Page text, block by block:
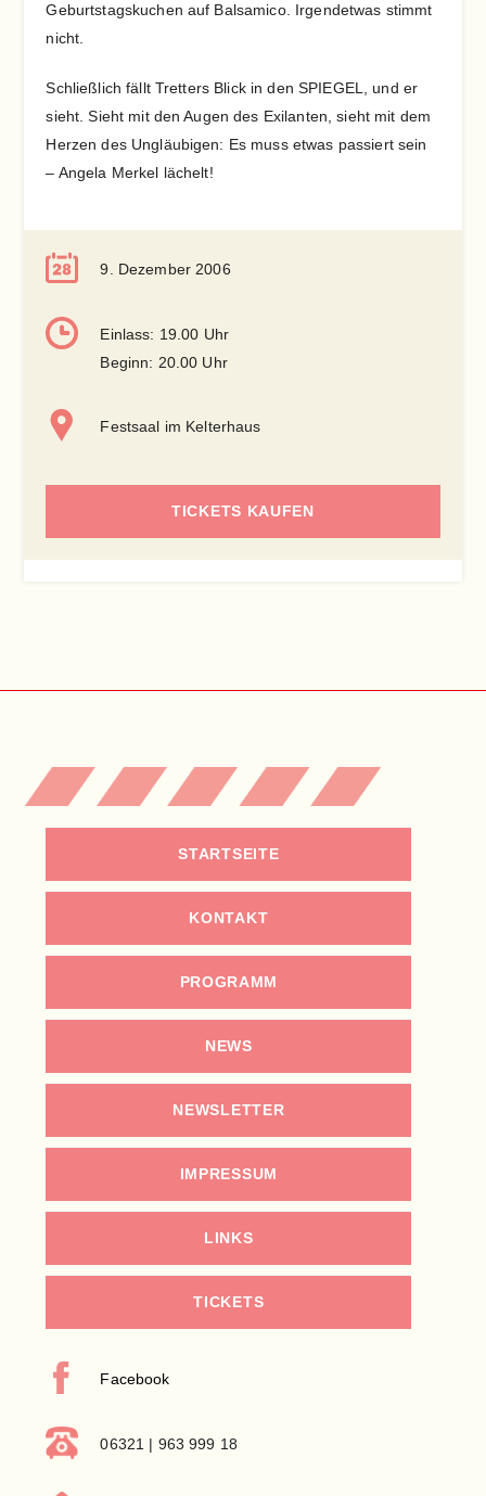
Geburtstagskuchen auf Balsamico. Irgendetwas stimmt
nicht.
Schließlich fällt Tretters Blick in den SPIEGEL, und er
sieht. Sieht mit den Augen des Exilanten, sieht mit dem
Herzen des Ungläubigen: Es muss etwas passiert sein
– Angela Merkel lächelt!
9. Dezember 2006
Einlass: 19.00 Uhr
Beginn: 20.00 Uhr
Festsaal im Kelterhaus
TICKETS KAUFEN
STARTSEITE
KONTAKT
PROGRAMM
NEWS
NEWSLETTER
IMPRESSUM
LINKS
TICKETS
Facebook
06321 | 963 999 18